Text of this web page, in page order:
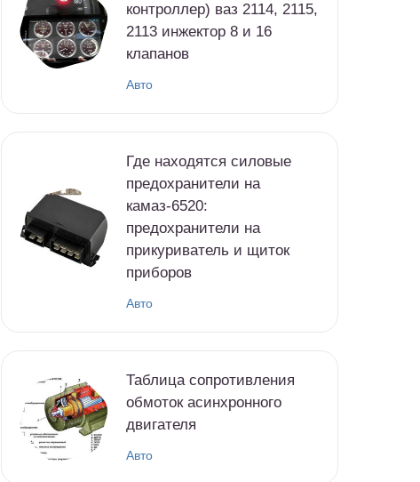
контроллер) ваз 2114, 2115,
2113 инжектор 8 и 16
клапанов
Авто
Где находятся силовые
предохранители на
камаз-6520:
предохранители на
прикуриватель и щиток
приборов
Авто
Таблица сопротивления
обмоток асинхронного
двигателя
Авто